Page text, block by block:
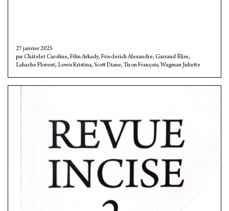
27 janvier 2025
Châtelet Caroline, Filin Arkady, Friederich Alexandre, Garraud Élise,
Lahache Florent, Lowis Kristina, Scott Diane, Tizon François, Wagman Juliette